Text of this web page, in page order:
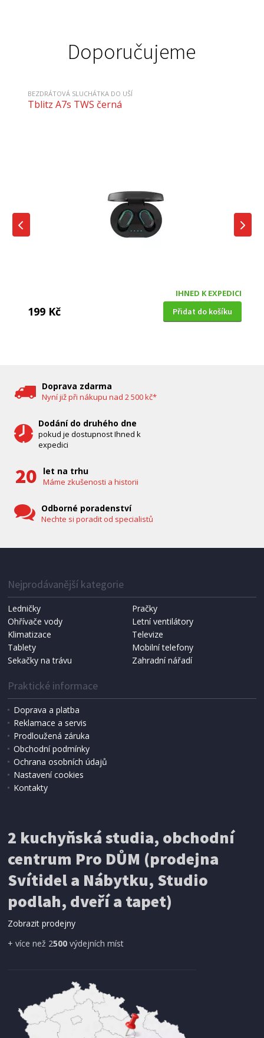
Doporučujeme
BEZDRÁTOVÁ SLUCHÁTKA DO UŠÍ
Tblitz A7s TWS černá
IHNED K EXPEDICI
199 Kč Přidat do košíku
NÁHRADNÍ SÁČKY DO VYSAVAČE
Koma KRA-SB02S (Multi Bag, S-BAG SMS)
199 Kč Přidat do košíku
SÍŤ PROTI HMYZU
ProGarden KO-CY5910600 Síť proti hmyzu do
dveří magnetická 210 x 100 cm
Doprava zdarma
Nyní již při nákupu nad 2 500 kč*
Dodání do druhého dne
pokud je dostupnost Ihned k
expedici
let na trhu
Máme zkušenosti a historii
Odborné poradenství
Nechte si poradit od specialistů
Nejprodávanější kategorie
Ledničky
Pračky
Ohřívače vody
Letní ventilátory
Klimatizace
Televize
Tablety
Mobilní telefony
Sekačky na trávu
Zahradní nářadí
Praktické informace
Doprava a platba
Reklamace a servis
Prodloužená záruka
Obchodní podmínky
Ochrana osobních údajů
Nastavení cookies
Kontakty
2 kuchyňská studia, obchodní
centrum Pro DŮM (prodejna
Svítidel a Nábytku, Studio
podlah, dveří a tapet)
Zobrazit prodejny
+ více než 2500 výdejních míst